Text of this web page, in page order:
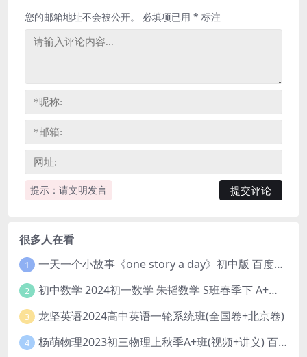
提示：请文明发言
您的邮箱地址不会被公开。 必填项已用 * 标注
很多人在看
1 一天一个小故事《one story a day》初中版 百度网盘分享下载
2 初中数学 2024初一数学 朱韬数学 S班春季下 A+班春季下 百度云网盘
3 龙坚英语2024高中英语一轮系统班(全国卷+北京卷)
4 杨萌物理2023初三物理上秋季A+班(视频+讲义) 百度网盘分享